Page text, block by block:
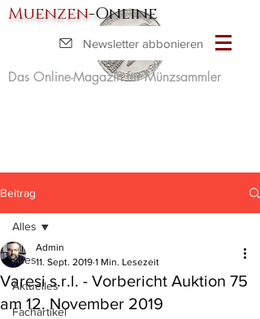
Muenzen-Online
Das Online-Magazin für Münzsammler
Newsletter abbonieren
Beitrag
Alles
Aktuelles
Fachartikel
Alles
Varesi s.r.l. - Vorbericht Auktion 75
am 12. November 2019
Admin
11. Sept. 2019 1 Min. Lesezeit